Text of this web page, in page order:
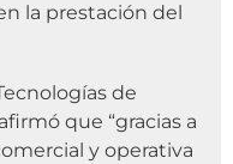
la prestación del
de
que “gracias a
y operativa